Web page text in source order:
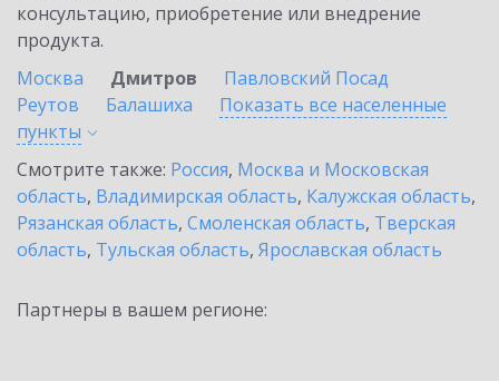
консультацию, приобретение или внедрение
продукта.
Москва
Дмитров
Павловский Посад
Реутов
Балашиха
Показать все населенные
пункты
Смотрите также: Россия, Москва и Московская
область, Владимирская область, Калужская область,
Рязанская область, Смоленская область, Тверская
область, Тульская область, Ярославская область
Партнеры в вашем регионе: